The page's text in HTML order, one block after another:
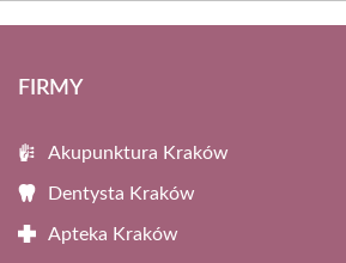
FIRMY
Akupunktura Kraków
Dentysta Kraków
Apteka Kraków